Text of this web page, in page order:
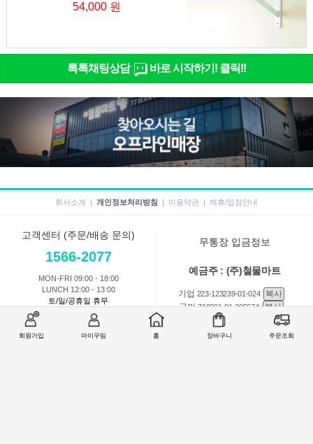
회원가입 마이꾸밈 홈 장바구니 주문조회
54,000 원
톡톡채팅상담 바로 시작하기! 클릭!!
회사소개 | 개인정보처리방침 | 이용약관 | 제휴/입점안내
고객센터 (주문/배송 문의)
1566-2077
MON-FRI 09:00 - 18:00
LUNCH 12:00 - 13:00
토/일/공휴일 휴무
무통장 입금정보
예금주 : (주)철물마트
기업 223-123239-01-024
복사
국민718201-01-205674
복사
301-0168-3882-11 복사